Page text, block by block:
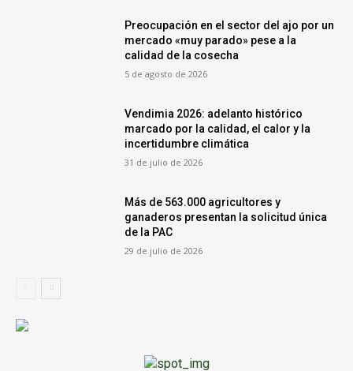
Preocupación en el sector del ajo por un
mercado «muy parado» pese a la
calidad de la cosecha
5 de agosto de 2026
Vendimia 2026: adelanto histórico
marcado por la calidad, el calor y la
incertidumbre climática
31 de julio de 2026
Más de 563.000 agricultores y
ganaderos presentan la solicitud única
de la PAC
29 de julio de 2026